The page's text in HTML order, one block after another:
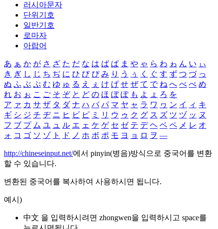
러시아문자
단위기호
일반기호
로마자
아랍어
あ ぁ か が さ ざ た だ な は ば ぱ ま や ゃ ら わ ゎ ん い ぃ
き ぎ し じ ち ぢ に ひ び ぴ み り う ぅ く ぐ す ず つ づ っ
ぬ ふ ぶ ぷ む ゆ ゅ る え ぇ け げ せ ぜ て で ね へ べ ぺ め
れ お ぉ こ ご そ ぞ と ど の ほ ぼ ぽ も よ ょ ろ を
ア ァ カ サ ザ タ ダ ナ ハ バ パ マ ヤ ャ ラ ワ ヮ ン イ ィ キ
ギ シ ジ チ ヂ ニ ヒ ビ ピ ミ リ ウ ゥ ク グ ス ズ ツ ヅ ッ ヌ
フ ブ プ ム ユ ュ ル エ ェ ケ ゲ セ ゼ テ デ ヘ ベ ペ メ レ オ
ォ コ ゴ ソ ゾ ト ド ノ ホ ボ ポ モ ヨ ョ ロ ヲ ―
http://chineseinput.net/에서 pinyin(병음)방식으로 중국어를 변환
할 수 있습니다.
변환된 중국어를 복사하여 사용하시면 됩니다.
예시)
中文 을 입력하시려면 zhongwen을 입력하시고 space를